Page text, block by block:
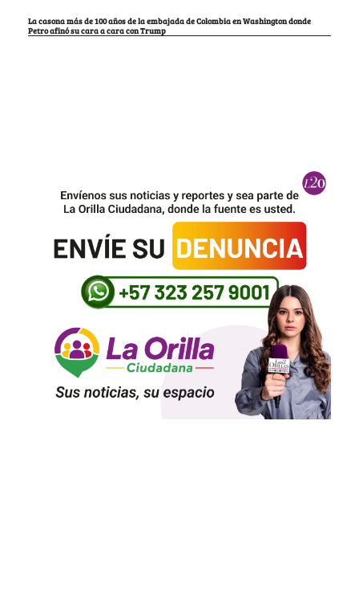
La casona más de 100 años de la embajada de Colombia en Washington donde
Petro afinó su cara a cara con Trump